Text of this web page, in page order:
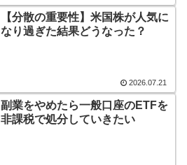
【分散の重要性】米国株が人気に
なり過ぎた結果どうなった？
2026.07.21
副業をやめたら一般口座のETFを
非課税で処分していきたい